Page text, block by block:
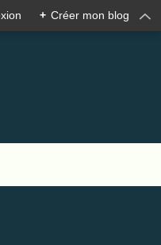
+ Créer mon blog